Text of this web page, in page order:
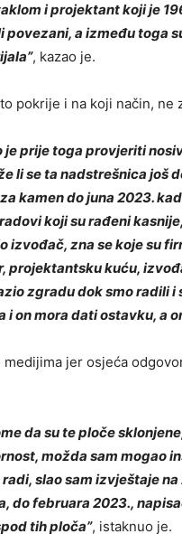
i projektant koji je
povezani, a između toga
, kazao je.
pokrije i na koji način, ne
je prije toga provjeriti
li se ta nadstrešnica još
kamen do juna 2023.
koji su rađeni
izvođač, zna se koje su
projektantsku kuću,
zgradu dok smo radili i
on mora dati ostavku, a
jer osjeća
da su te ploče
možda sam mogao
slao sam izvještaje
do februara 2023.,
tih ploča”, istaknuo je.